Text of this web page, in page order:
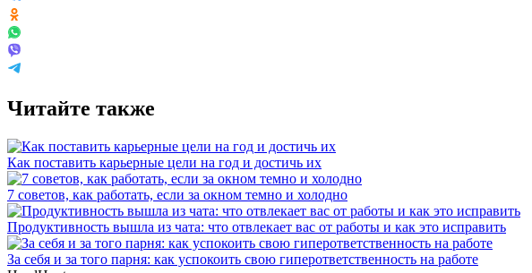
Читайте также
Как поставить карьерные цели на год и достичь их
7 советов, как работать, если за окном темно и холодно
Продуктивность вышла из чата: что отвлекает вас от работы и как это исправить
За себя и за того парня: как успокоить свою гиперответственность на работе